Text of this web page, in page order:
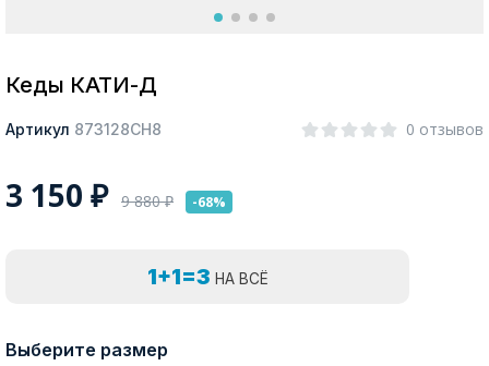
Кеды КАТИ-Д
Артикул 873128СН8 0 отзывов
3 150 ₽ 9 880₽ -68%
1+1=3 НА ВСЁ
Выберите размер